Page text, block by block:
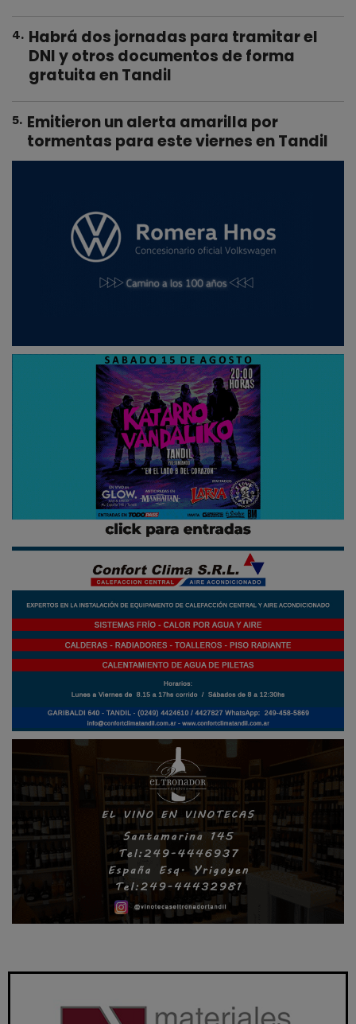
4. Habrá dos jornadas para tramitar el
DNI y otros documentos de forma
gratuita en Tandil
5. Emitieron un alerta amarilla por
tormentas para este viernes en Tandil